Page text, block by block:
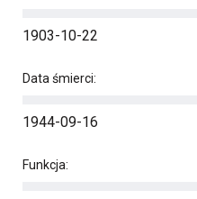
1903-10-22
Data śmierci:
1944-09-16
Funkcja: